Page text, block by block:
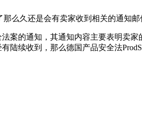
么久还是会有卖家收到相关的通知邮
案的通知，其通知内容主要表明卖
陆续收到，那么德国产品安全法